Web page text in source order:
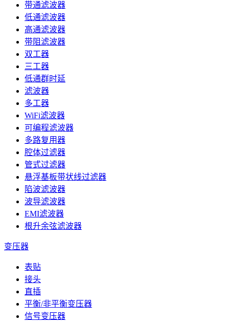
带通滤波器
低通滤波器
高通滤波器
带阻滤波器
双工器
三工器
低通群时延
滤波器
多工器
WiFi滤波器
可编程滤波器
多路复用器
腔体过滤器
管式过滤器
悬浮基板带状线过滤器
陷波滤波器
波导滤波器
EMI滤波器
根升余弦滤波器
变压器
表贴
接头
直插
平衡/非平衡变压器
信号变压器